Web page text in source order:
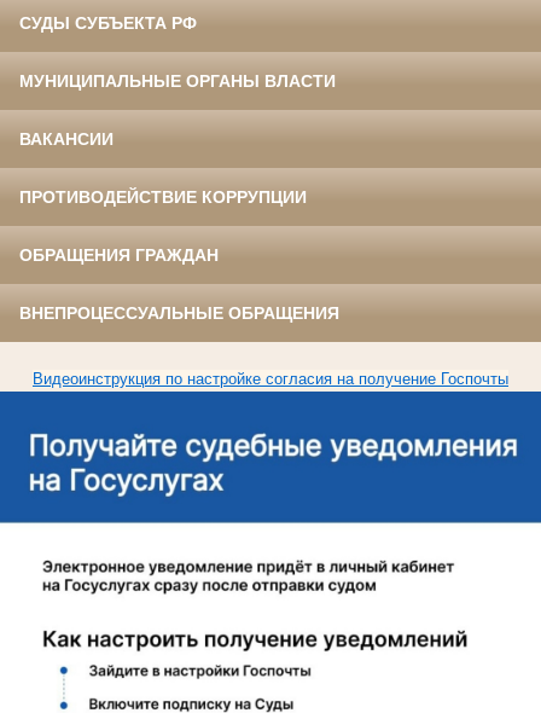
СУДЫ СУБЪЕКТА РФ
МУНИЦИПАЛЬНЫЕ ОРГАНЫ ВЛАСТИ
ВАКАНСИИ
ПРОТИВОДЕЙСТВИЕ КОРРУПЦИИ
ОБРАЩЕНИЯ ГРАЖДАН
ВНЕПРОЦЕССУАЛЬНЫЕ ОБРАЩЕНИЯ
Видеоинструкция по настройке согласия на получение Госпочты